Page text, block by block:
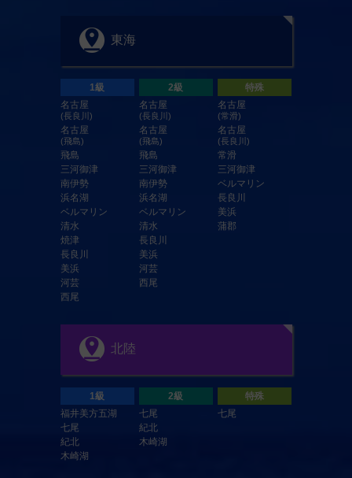
東海
1級
名古屋
(長良川)
名古屋
(飛島)
飛島
三河御津
南伊勢
浜名湖
ベルマリン
清水
焼津
長良川
美浜
河芸
西尾
2級
名古屋
(長良川)
名古屋
(飛島)
飛島
三河御津
南伊勢
浜名湖
ベルマリン
清水
長良川
美浜
河芸
西尾
特殊
名古屋
(常滑)
名古屋
(長良川)
常滑
三河御津
ベルマリン
長良川
美浜
蒲郡
北陸
1級
福井美方五湖
七尾
紀北
木崎湖
2級
七尾
紀北
木崎湖
特殊
七尾